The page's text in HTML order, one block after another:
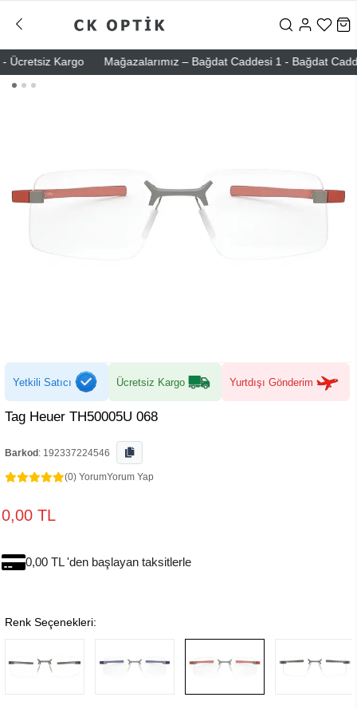
Kargo Mağazalarımız – Bağdat Caddesi 1 - Bağdat
Yetkili Satıcı Ücretsiz Kargo Yurtdışı Gönderim
Tag Heuer TH50005U 068
Barkod : 192337224546
(0) YorumYorum Yap
0,00 TL
0,00 TL 'den başlayan taksitlerle
Renk Seçenekleri: